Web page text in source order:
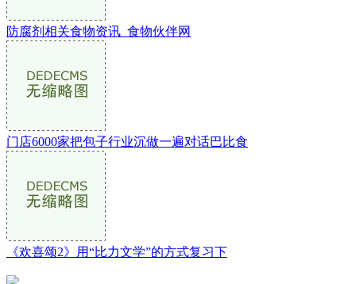
防腐剂相关食物资讯_食物伙伴网
门店6000家把包子行业沉做一遍对话巴比食
《欢喜颂2》用“比力文学”的方式复习下